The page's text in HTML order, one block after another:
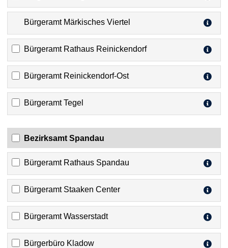
Bürgeramt Märkisches Viertel
Bürgeramt Rathaus Reinickendorf
Bürgeramt Reinickendorf-Ost
Bürgeramt Tegel
Bezirksamt Spandau
Bürgeramt Rathaus Spandau
Bürgeramt Staaken Center
Bürgeramt Wasserstadt
Bürgerbüro Kladow